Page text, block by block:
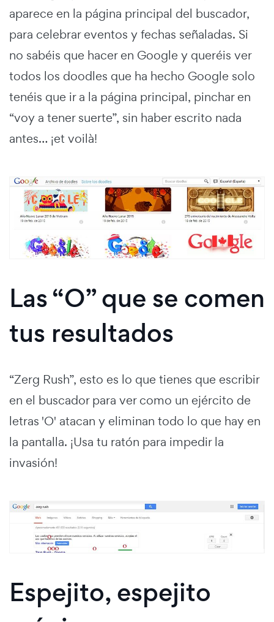
aparece en la página principal del buscador,
para celebrar eventos y fechas señaladas. Si
no sabéis que hacer en Google y queréis ver
todos los doodles que ha hecho Google solo
tenéis que ir a la página principal, pinchar en
“voy a tener suerte”, sin haber escrito nada
antes… ¡et voilà!
Las “O” que se comen
tus resultados
“Zerg Rush”, esto es lo que tienes que escribir
en el buscador para ver como un ejército de
letras 'O' atacan y eliminan todo lo que hay en
la pantalla. ¡Usa tu ratón para impedir la
invasión!
Espejito, espejito